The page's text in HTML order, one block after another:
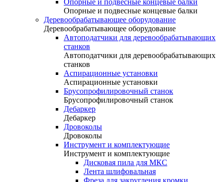
Опорные и подвесные концевые балки
Опорные и подвесные концевые балки
Деревообрабатывающее оборудование
Деревообрабатывающее оборудование
Автоподатчики для деревообрабатывающих
станков
Автоподатчики для деревообрабатывающих
станков
Аспирационные установки
Аспирационные установки
Брусопрофилировочный станок
Брусопрофилировочный станок
Дебаркер
Дебаркер
Дровоколы
Дровоколы
Инструмент и комплектующие
Инструмент и комплектующие
Дисковая пила для МКС
Лента шлифовальная
Фреза для закругления кромки